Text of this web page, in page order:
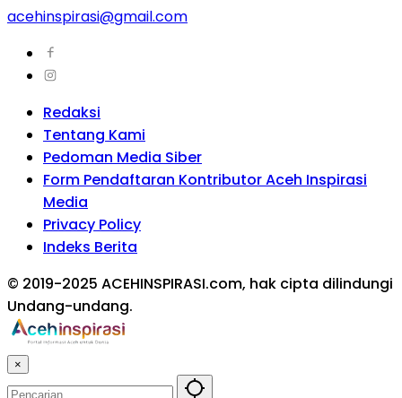
acehinspirasi@gmail.com
Redaksi
Tentang Kami
Pedoman Media Siber
Form Pendaftaran Kontributor Aceh Inspirasi
Media
Privacy Policy
Indeks Berita
© 2019-2025 ACEHINSPIRASI.com, hak cipta dilindungi
Undang-undang.
×